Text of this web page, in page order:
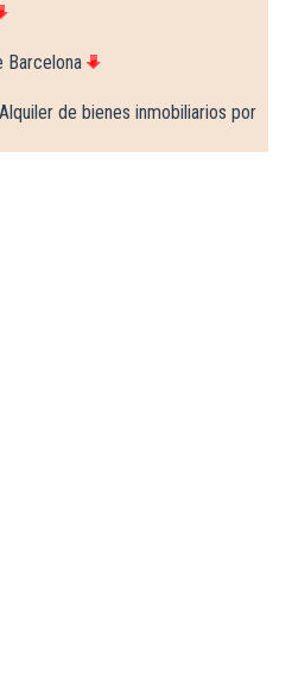
Barcelona
de bienes inmobiliarios por